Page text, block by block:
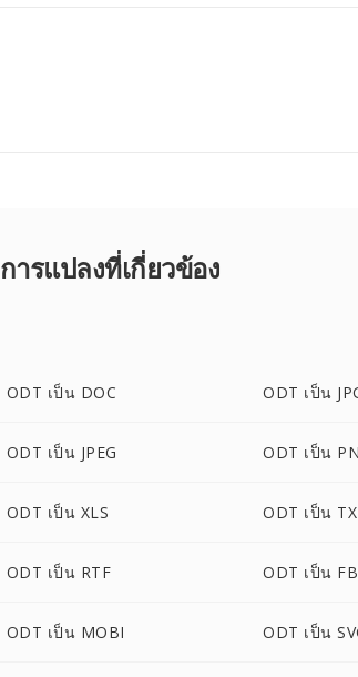
การแปลงที่เกี่ยวข้อง
ODT เป็น DOC ODT เป็น
ODT เป็น JPEG ODT เป็น
ODT เป็น XLS ODT เป็น
ODT เป็น RTF ODT เป็น
ODT เป็น MOBI ODT เป็น